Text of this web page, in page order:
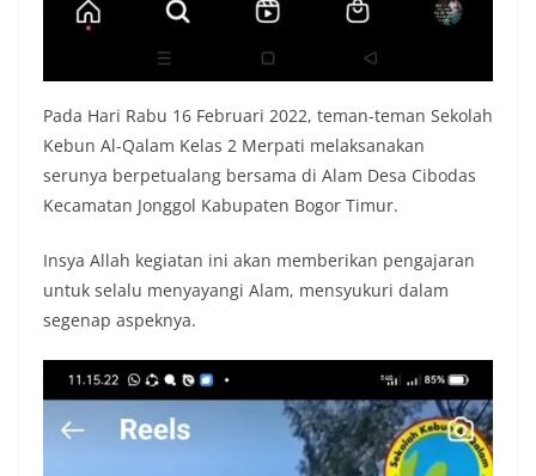
Pada Hari Rabu 16 Februari 2022, teman-teman Sekolah
Kebun Al-Qalam Kelas 2 Merpati melaksanakan
serunya berpetualang bersama di Alam Desa Cibodas
Kecamatan Jonggol Kabupaten Bogor Timur.
Insya Allah kegiatan ini akan memberikan pengajaran
untuk selalu menyayangi Alam, mensyukuri dalam
segenap aspeknya.